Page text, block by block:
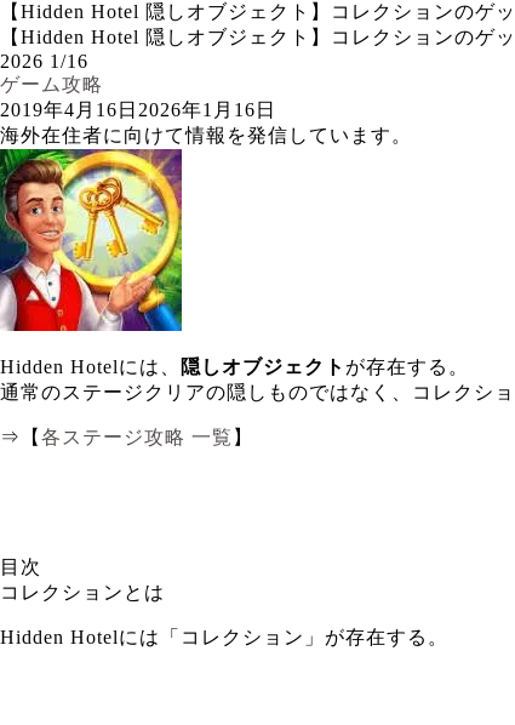
【Hidden Hotel 隠しオブジェクト】コレクションのゲ
【Hidden Hotel 隠しオブジェクト】コレクションのゲ
2026 1/16
ゲーム攻略
2019年4月16日 2026年1月16日
海外在住者に向けて情報を発信しています。
Hidden Hotelには、 隠しオブジェクト が存在する。
通常のステージクリアの隠しものではなく、コレクシ
⇒【 各ステージ攻略 一覧 】
目次
コレクションとは
Hidden Hotelには「コレクション」が存在する。